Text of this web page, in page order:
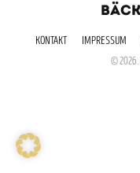
KONTAKT IMPRESSUM
© 2026.